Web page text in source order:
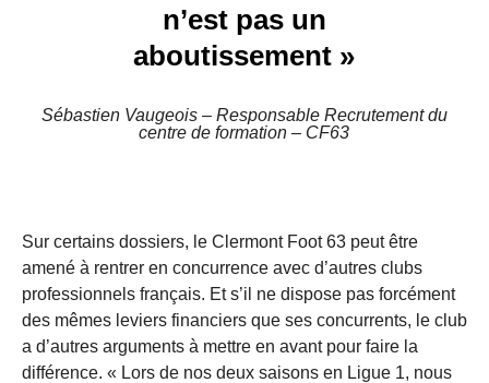
n’est pas un
aboutissement »
Sébastien Vaugeois – Responsable Recrutement du
centre de formation – CF63
Sur certains dossiers, le Clermont Foot 63 peut être
amené à rentrer en concurrence avec d’autres clubs
professionnels français. Et s’il ne dispose pas forcément
des mêmes leviers financiers que ses concurrents, le club
a d’autres arguments à mettre en avant pour faire la
différence. « Lors de nos deux saisons en Ligue 1, nous